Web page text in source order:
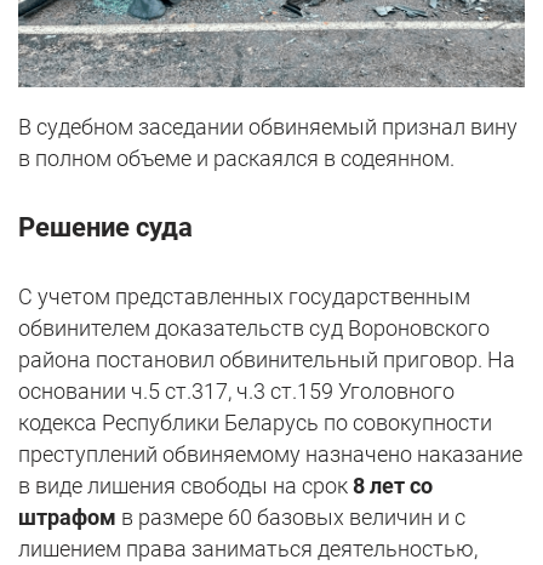
В судебном заседании обвиняемый признал вину
в полном объеме и раскаялся в содеянном.
Решение суда
С учетом представленных государственным
обвинителем доказательств суд Вороновского
района постановил обвинительный приговор. На
основании ч.5 ст.317, ч.3 ст.159 Уголовного
кодекса Республики Беларусь по совокупности
преступлений обвиняемому назначено наказание
в виде лишения свободы на срок8 лет со
штрафом в размере 60 базовых величин и с
лишением права заниматься деятельностью,